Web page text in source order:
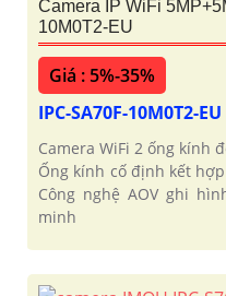
Camera IP WiFi
10M0T2-EU
Giá : 5%-35%
IPC-SA70F-10M0T2-EU
Camera WiFi 2 ống kính
Ống kính cố định kết
Công nghệ AOV ghi
minh